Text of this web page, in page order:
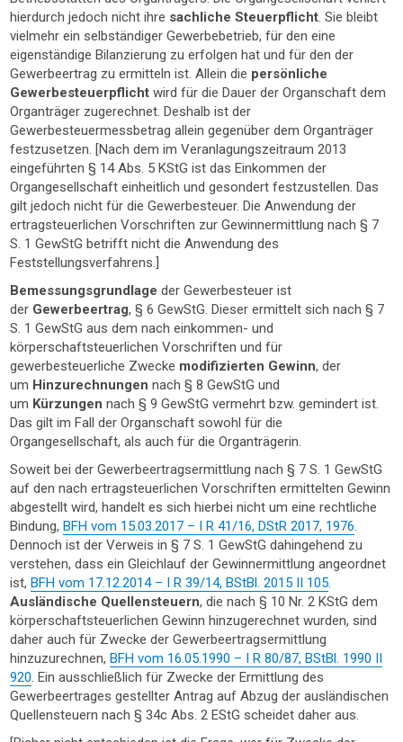
hierdurch jedoch nicht ihre sachliche Steuerpflicht. Sie bleibt
vielmehr ein selbständiger Gewerbebetrieb, für den eine
eigenständige Bilanzierung zu erfolgen hat und für den der
Gewerbeertrag zu ermitteln ist. Allein die persönliche
Gewerbesteuerpflicht wird für die Dauer der Organschaft dem
Organträger zugerechnet. Deshalb ist der
Gewerbesteuermessbetrag allein gegenüber dem Organträger
festzusetzen. [Nach dem im Veranlagungszeitraum 2013
eingeführten § 14 Abs. 5 KStG ist das Einkommen der
Organgesellschaft einheitlich und gesondert festzustellen. Das
gilt jedoch nicht für die Gewerbesteuer. Die Anwendung der
ertragsteuerlichen Vorschriften zur Gewinnermittlung nach § 7
S. 1 GewStG betrifft nicht die Anwendung des
Feststellungsverfahrens.]
Bemessungsgrundlageder Gewerbesteuer ist
der Gewerbeertrag, § 6 GewStG. Dieser ermittelt sich nach § 7
S. 1 GewStG aus dem nach einkommen- und
körperschaftsteuerlichen Vorschriften und für
gewerbesteuerliche Zwecke modifizierten Gewinn, der
um Hinzurechnungennach § 8 GewStG und
um Kürzungennach § 9 GewStG vermehrt bzw. gemindert ist.
Das gilt im Fall der Organschaft sowohl für die
Organgesellschaft, als auch für die Organträgerin.
Soweit bei der Gewerbeertragsermittlung nach § 7 S. 1 GewStG
auf den nach ertragsteuerlichen Vorschriften ermittelten Gewinn
abgestellt wird, handelt es sich hierbei nicht um eine rechtliche
Bindung,BFH vom 15.03.2017 – I R 41/16, DStR 2017, 1976.
Dennoch ist der Verweis in § 7 S. 1 GewStG dahingehend zu
verstehen, dass ein Gleichlauf der Gewinnermittlung angeordnet
ist,BFH vom 17.12.2014 – I R 39/14, BStBl. 2015 II 105.
Ausländische Quellensteuern, die nach § 10 Nr. 2 KStG dem
körperschaftsteuerlichen Gewinn hinzugerechnet wurden, sind
daher auch für Zwecke der Gewerbeertragsermittlung
hinzuzurechnen,BFH vom 16.05.1990 – I R 80/87, BStBl. 1990 II
920. Ein ausschließlich für Zwecke der Ermittlung des
Gewerbeertrages gestellter Antrag auf Abzug der ausländischen
Quellensteuern nach § 34c Abs. 2 EStG scheidet daher aus.